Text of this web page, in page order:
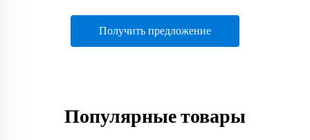
Получить предложение
Популярные товары